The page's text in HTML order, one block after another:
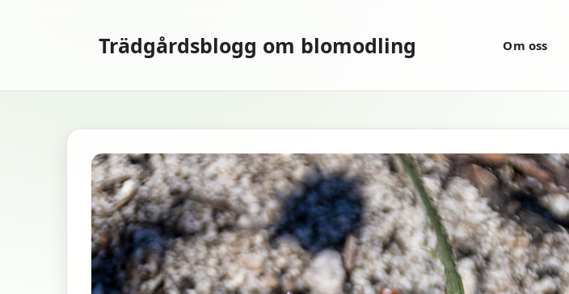
Trädgårdsblogg om blomodling Om oss